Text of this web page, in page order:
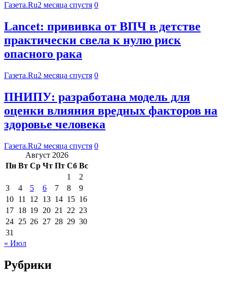
Газета.Ru2 месяца спустя 0
Lancet: прививка от ВПЧ в детстве
практически свела к нулю риск
опасного рака
Газета.Ru2 месяца спустя 0
ПНИПУ: разработана модель для
оценки влияния вредных факторов на
здоровье человека
Газета.Ru2 месяца спустя 0
Август 2026
Пн Вт Ср Чт Пт Сб Вс
1
2
3
4 5 6 7 8
9
10 11 12 13 14 15 16
17 18 19 20 21 22 23
24 25 26 27 28 29 30
31
« Июл
Рубрики